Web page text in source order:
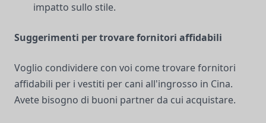
impatto sullo stile.
Suggerimenti per trovare fornitori affidabili
Voglio condividere con voi come trovare fornitori
affidabili per i vestiti per cani all'ingrosso in Cina.
Avete bisogno di buoni partner da cui acquistare.